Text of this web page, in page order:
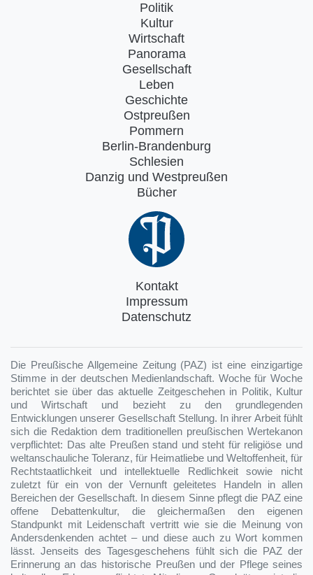
Politik
Kultur
Wirtschaft
Panorama
Gesellschaft
Leben
Geschichte
Ostpreußen
Pommern
Berlin-Brandenburg
Schlesien
Danzig und Westpreußen
Bücher
Kontakt
Impressum
Datenschutz
Die Preußische Allgemeine Zeitung (PAZ) ist eine einzigartige
Stimme in der deutschen Medienlandschaft. Woche für Woche
berichtet sie über das aktuelle Zeitgeschehen in Politik, Kultur
und Wirtschaft und bezieht zu den grundlegenden
Entwicklungen unserer Gesellschaft Stellung. In ihrer Arbeit fühlt
sich die Redaktion dem traditionellen preußischen Wertekanon
verpflichtet: Das alte Preußen stand und steht für religiöse und
weltanschauliche Toleranz, für Heimatliebe und Weltoffenheit, für
Rechtstaatlichkeit und intellektuelle Redlichkeit sowie nicht
zuletzt für ein von der Vernunft geleitetes Handeln in allen
Bereichen der Gesellschaft. In diesem Sinne pflegt die PAZ eine
offene Debattenkultur, die gleichermaßen den eigenen
Standpunkt mit Leidenschaft vertritt wie sie die Meinung von
Andersdenkenden achtet – und diese auch zu Wort kommen
lässt. Jenseits des Tagesgeschehens fühlt sich die PAZ der
Erinnerung an das historische Preußen und der Pflege seines